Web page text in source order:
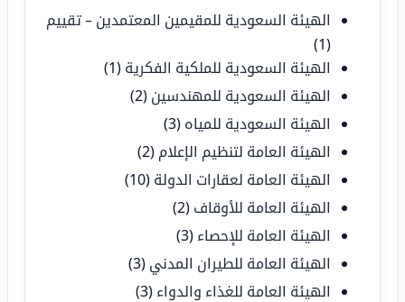
الهيئة السعودية للمقيمين المعتمدين – تقييم
(1)
الهيئة السعودية للملكية الفكرية (1)
الهيئة السعودية للمهندسين (2)
الهيئة السعودية للمياه (3)
الهيئة العامة لتنظيم الإعلام (2)
الهيئة العامة لعقارات الدولة (10)
الهيئة العامة للأوقاف (2)
الهيئة العامة للإحصاء (3)
الهيئة العامة للطيران المدني (3)
الهيئة العامة للغذاء والدواء (3)